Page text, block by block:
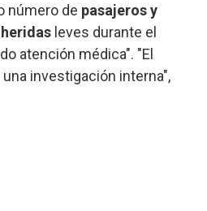
número de pasajeros y
leves durante el
atención médica". "El
investigación interna",